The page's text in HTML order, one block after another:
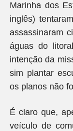
Marinha dos
inglês)
assassinaram
águas do
intenção da
sim plantar
os planos não
É claro que,
veículo de